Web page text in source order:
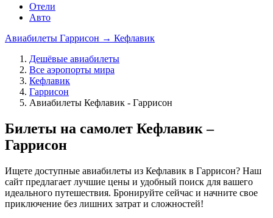
Отели
Авто
Авиабилеты Гаррисон → Кефлавик
Дешёвые авиабилеты
Все аэропорты мира
Кефлавик
Гаррисон
Авиабилеты Кефлавик - Гаррисон
Билеты на самолет Кефлавик –
Гаррисон
Ищете доступные авиабилеты из Кефлавик в Гаррисон? Наш
сайт предлагает лучшие цены и удобный поиск для вашего
идеального путешествия. Бронируйте сейчас и начните свое
приключение без лишних затрат и сложностей!